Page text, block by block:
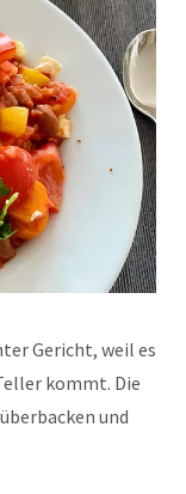
Gericht, weil es
kommt. Die
und